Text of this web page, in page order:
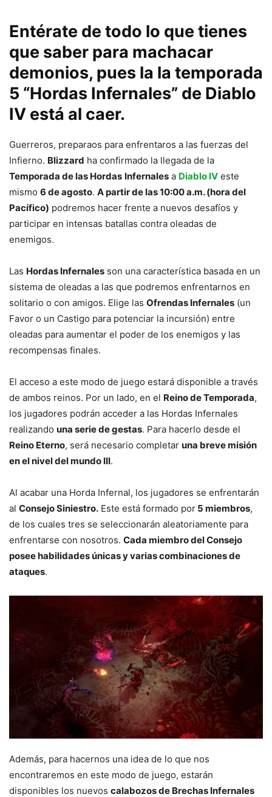
Entérate de todo lo que tienes
que saber para machacar
demonios, pues la la temporada
5 “Hordas Infernales” de Diablo
IV está al caer.
Guerreros, preparaos para enfrentaros a las fuerzas del
Infierno. Blizzard ha confirmado la llegada de la
Temporada de las Hordas Infernales a Diablo IV este
mismo 6 de agosto. A partir de las 10:00 a.m. (hora del
Pacífico) podremos hacer frente a nuevos desafíos y
participar en intensas batallas contra oleadas de
enemigos.
Las Hordas Infernales son una característica basada en un
sistema de oleadas a las que podremos enfrentarnos en
solitario o con amigos. Elige las Ofrendas Infernales (un
Favor o un Castigo para potenciar la incursión) entre
oleadas para aumentar el poder de los enemigos y las
recompensas finales.
El acceso a este modo de juego estará disponible a través
de ambos reinos. Por un lado, en el Reino de Temporada,
los jugadores podrán acceder a las Hordas Infernales
realizando una serie de gestas. Para hacerlo desde el
Reino Eterno, será necesario completar una breve misión
en el nivel del mundo III.
Al acabar una Horda Infernal, los jugadores se enfrentarán
al Consejo Siniestro. Este está formado por 5 miembros,
de los cuales tres se seleccionarán aleatoriamente para
enfrentarse con nosotros. Cada miembro del Consejo
posee habilidades únicas y varias combinaciones de
ataques.
Además, para hacernos una idea de lo que nos
encontraremos en este modo de juego, estarán
disponibles los nuevos calabozos de Brechas Infernales